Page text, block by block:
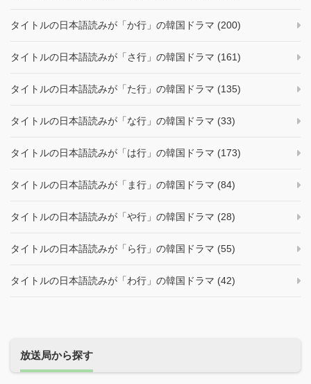
タイトルの日本語読みが「か行」の韓国ドラマ (200)
タイトルの日本語読みが「さ行」の韓国ドラマ (161)
タイトルの日本語読みが「た行」の韓国ドラマ (135)
タイトルの日本語読みが「な行」の韓国ドラマ (33)
タイトルの日本語読みが「は行」の韓国ドラマ (173)
タイトルの日本語読みが「ま行」の韓国ドラマ (84)
タイトルの日本語読みが「や行」の韓国ドラマ (28)
タイトルの日本語読みが「ら行」の韓国ドラマ (55)
タイトルの日本語読みが「わ行」の韓国ドラマ (42)
放送局から探す